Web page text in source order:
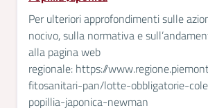
Per ulteriori approfondimenti sulle
nocivo, sulla normativa e
alla pagina web
regionale: https://
fitosanitari-pan/lotte-obbligatorie-
popillia-japonica-newman